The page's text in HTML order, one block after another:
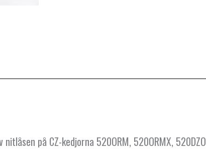
på CZ-kedjorna 520ORM, 520ORMX,